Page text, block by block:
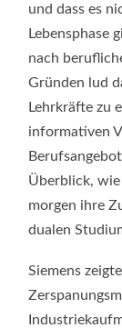
und dass es
Lebensphase
nach
Gründen lud
Lehrkräfte zu
informativen
Überblick,
morgen ihre
dualen
Siemens